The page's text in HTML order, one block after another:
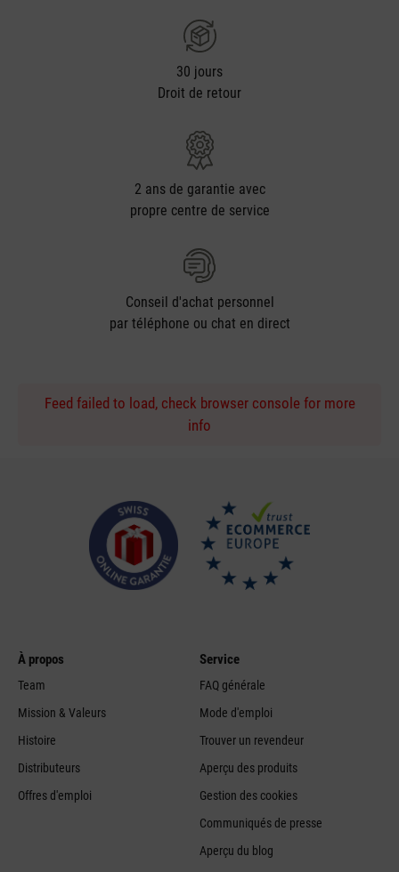
30 jours
Droit de retour
2 ans de garantie avec
propre centre de service
Conseil d'achat personnel
par téléphone ou chat en direct
Feed failed to load, check browser console for more
info
À propos
Team
Mission & Valeurs
Histoire
Distributeurs
Offres d'emploi
Service
FAQ générale
Mode d'emploi
Trouver un revendeur
Aperçu des produits
Gestion des cookies
Communiqués de presse
Aperçu du blog